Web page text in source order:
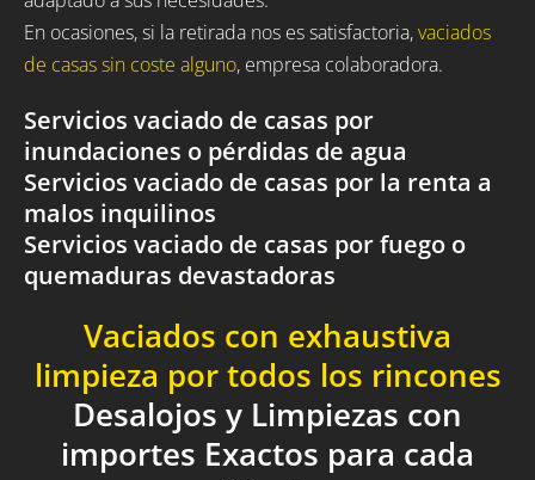
En ocasiones, si la retirada nos es satisfactoria,vaciados
de casas sin coste alguno, empresa colaboradora.
Servicios vaciado de casas por
inundaciones o pérdidas de agua
Servicios vaciado de casas por la renta a
malos inquilinos
Servicios vaciado de casas por fuego o
quemaduras devastadoras
Vaciados con exhaustiva
limpieza por todos los rincones
Desalojos y Limpiezas con
importes Exactos para cada